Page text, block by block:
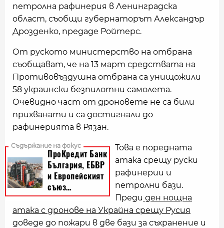
петролна рафинерия в Ленинградска
област, съобщи губернаторът Александър
Дрозденко, предаде Ройтерс.
От руското министерство на отбрана
съобщават, че на 13 март средствата на
Противовъздушна отбрана са унищожили
58 украински безпилотни самолета.
Очевидно част от дроновете не са били
прихванати и са достигнали до
рафинерията в Рязан.
Това е поредната
атака срещу руски
рафинерии и
петролни бази.
Преди ден нощна
атака с дронове на Украйна срещу Русия
доведе до пожари в две бази за съхранение и